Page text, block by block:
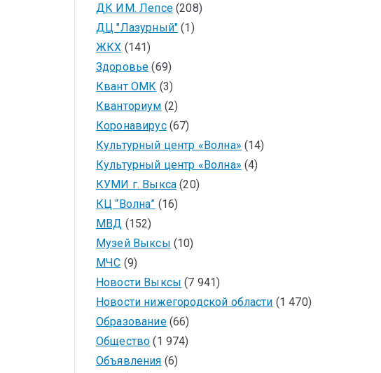
ДК ИМ. Лепсе(208)
ДЦ "Лазурный" (1)
ЖКХ (141)
Здоровье (69)
Квант ОМК (3)
Кванториум (2)
Коронавирус(67)
Культурный центр «Волна» (14)
Культурный центр «Волна» (4)
КУМИ г. Выкса (20)
КЦ “Волна” (16)
МВД (152)
Музей Выксы (10)
МЧС (9)
Новости Выксы (7 941)
Новости нижегородской области (1 470)
Образование(66)
Общество (1 974)
Объявления (6)